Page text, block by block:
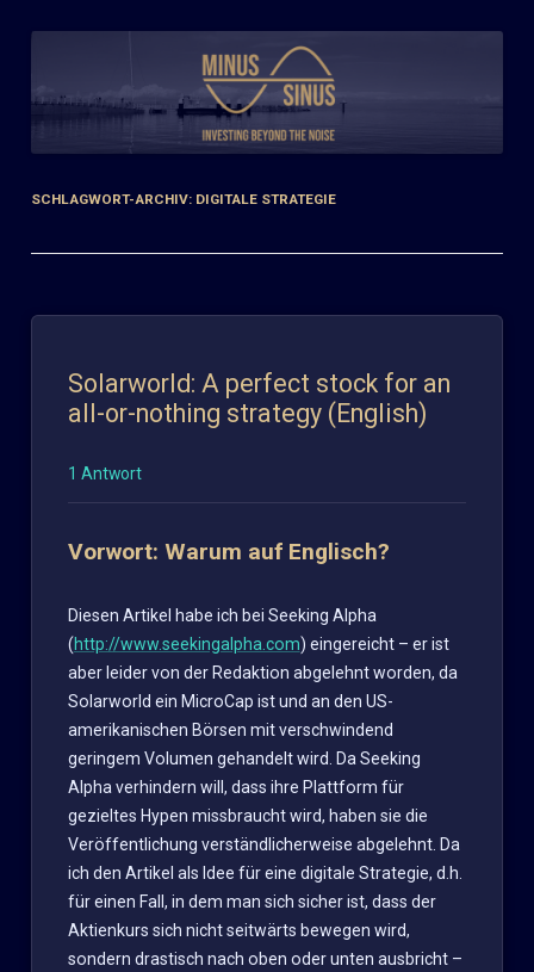
SCHLAGWORT-ARCHIV: DIGITALE STRATEGIE
Solarworld: A perfect stock for an
all-or-nothing strategy (English)
1 Antwort
Vorwort: Warum auf Englisch?
Diesen Artikel habe ich bei Seeking Alpha
(http://www.seekingalpha.com) eingereicht – er ist
aber leider von der Redaktion abgelehnt worden, da
Solarworld ein MicroCap ist und an den US-
amerikanischen Börsen mit verschwindend
geringem Volumen gehandelt wird. Da Seeking
Alpha verhindern will, dass ihre Plattform für
gezieltes Hypen missbraucht wird, haben sie die
Veröffentlichung verständlicherweise abgelehnt. Da
ich den Artikel als Idee für eine digitale Strategie, d.h.
für einen Fall, in dem man sich sicher ist, dass der
Aktienkurs sich nicht seitwärts bewegen wird,
sondern drastisch nach oben oder unten ausbricht –